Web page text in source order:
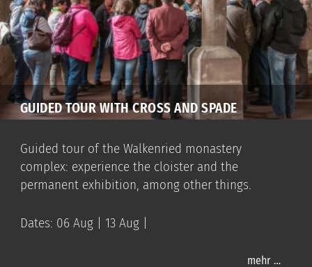
GUIDED TOUR WITH CROSS AND SPADE
Guided tour of the Walkenried monastery
complex: experience the cloister and the
permanent exhibition, among other things.
Dates: 06 Aug | 13 Aug |
mehr …